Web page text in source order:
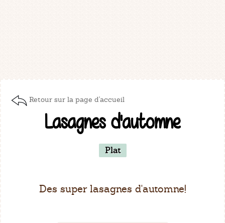
Retour sur la page d'accueil
Lasagnes d'automne
Plat
Des super lasagnes d'automne!